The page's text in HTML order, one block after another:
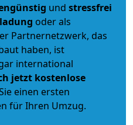
und stressfrei
oder als
Partnernetzwerk, das
haben, ist
international
jetzt kostenlose
einen ersten
für Ihren Umzug.